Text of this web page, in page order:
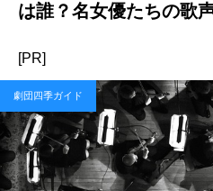
は誰？名女優たちの歌
[PR]
劇団四季ガイド